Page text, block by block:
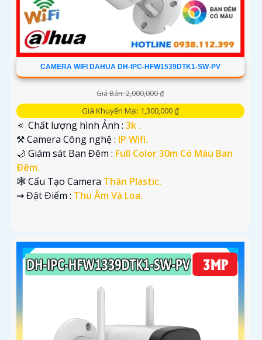
CAMERA WIFI DAHUA DH-IPC-HFW1539DTK1-SW-PV
Giá Bán: 2,000,000 ₫
Giá Khuyến Mại: 1,300,000 ₫
🔅 Chất lượng hình Ảnh : 3k .
⚒ Camera Công nghệ : IP Wifi.
🌙 Giám sát Ban Đêm : Full Color 30m Có Màu Ban
Ðêm.
🕸️ Cấu Tạo Camera Thân Plastic.
️⇝ Đặt Điểm : Thu Âm Và Loa.